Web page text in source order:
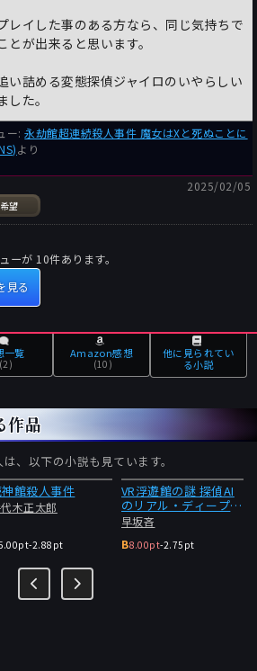
レイした事のある方なら、同じ気持ちで
が出来ると思います。
い詰める変態探偵ジャイロのいやらしい
た。
ー:永劫館超連続殺人事件 魔女はXと死ぬことに
より
望
2025/02/05
ーが10件あります。
見る
一覧
(2)
Amazon感想
(10)
他に見られてい
る小説
作品
、以下の小説も見ています。
館殺人事件
木正太郎
-2.88pt
VR浮遊館の謎 探偵AI
のリアル・ディープラ
ーニング
早坂吝
B8.00pt-2.75pt